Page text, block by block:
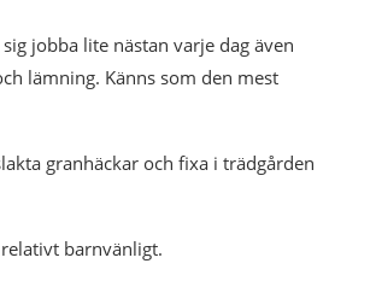
jobba lite nästan varje dag även
lämning. Känns som den mest
granhäckar och fixa i trädgården
barnvänligt.